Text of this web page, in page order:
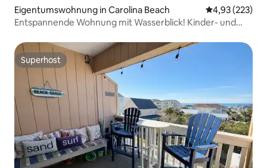
Eigentumswohnung in Carolina Beach
4,93 (223)
Entspannende Wohnung mit Wasserblick! Kinder- und
Superhost
Superhost